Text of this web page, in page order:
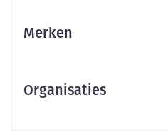
Merken
Organisaties